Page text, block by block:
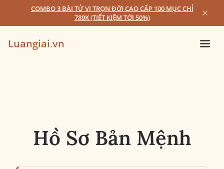
COMBO 3 BÀI TỬ VI TRỌN ĐỜI CAO CẤP 100 MỤC CHỈ
789K (TIẾT KIỆM TỚI 50%)
Luangiai.vn
Hồ Sơ Bản Mệnh